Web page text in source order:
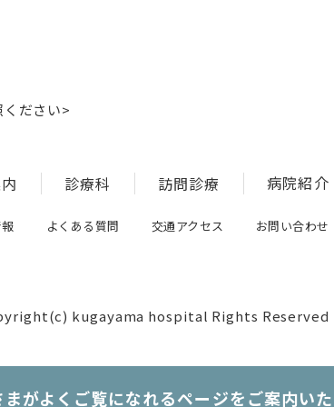
ださい>
診療科 訪問診療 病院紹介
よくある質問 交通アクセス お問い合わせ
kugayama hospital Rights Reserved
がよくご覧になれるページをご案内い